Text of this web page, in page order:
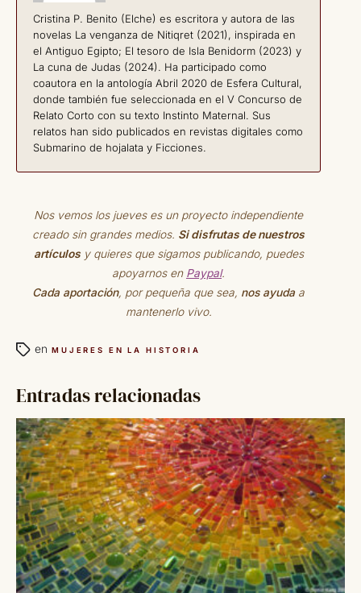
Cristina P. Benito (Elche) es escritora y autora de las
novelas La venganza de Nitiqret (2021), inspirada en
el Antiguo Egipto; El tesoro de Isla Benidorm (2023) y
La cuna de Judas (2024). Ha participado como
coautora en la antología Abril 2020 de Esfera Cultural,
donde también fue seleccionada en el V Concurso de
Relato Corto con su texto Instinto Maternal. Sus
relatos han sido publicados en revistas digitales como
Submarino de hojalata y Ficciones.
Nos vemos los jueves es un proyecto independiente
creado sin grandes medios. Si disfrutas de nuestros
artículosy quieres que sigamos publicando, puedes
apoyarnos en Paypal.
Cada aportación, por pequeña que sea, nos ayudaa
mantenerlo vivo.
en MUJERES EN LA HISTORIA
Entradas relacionadas